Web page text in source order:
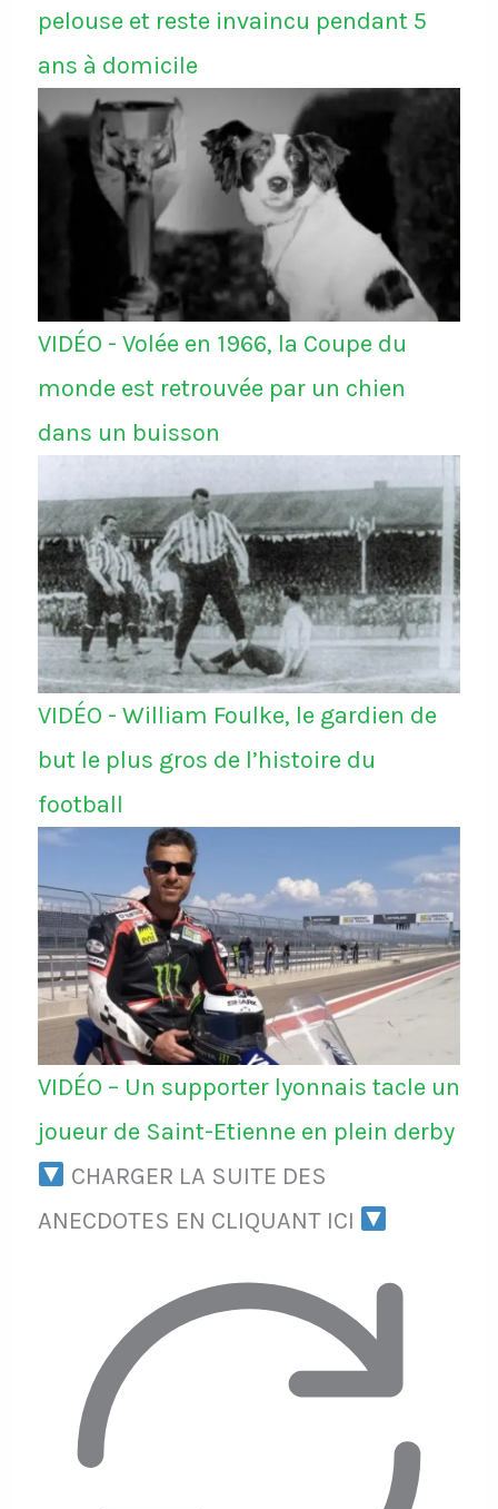
pelouse et reste invaincu pendant 5
ans à domicile
VIDÉO - Volée en 1966, la Coupe du
monde est retrouvée par un chien
dans un buisson
VIDÉO - William Foulke, le gardien de
but le plus gros de l’histoire du
football
VIDÉO – Un supporter lyonnais tacle un
joueur de Saint-Etienne en plein derby
CHARGER LA SUITE DES
ANECDOTES EN CLIQUANT ICI